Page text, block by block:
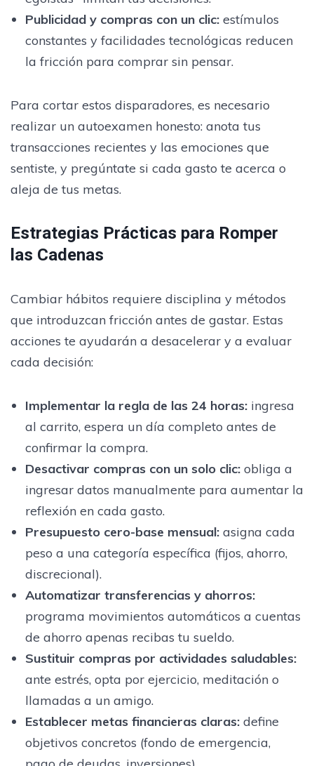
Publicidad y compras con un clic:estímulos
constantes y facilidades tecnológicas reducen
la fricción para comprar sin pensar.
Para cortar estos disparadores, es necesario
realizar un autoexamen honesto: anota tus
transacciones recientes y las emociones que
sentiste, y pregúntate si cada gasto te acerca o
aleja de tus metas.
Estrategias Prácticas para Romper
las Cadenas
Cambiar hábitos requiere disciplina y métodos
que introduzcan fricción antes de gastar. Estas
acciones te ayudarán a desacelerar y a evaluar
cada decisión:
Implementar la regla de las 24 horas:ingresa
al carrito, espera un día completo antes de
confirmar la compra.
Desactivar compras con un solo clic:obliga a
ingresar datos manualmente para aumentar la
reflexión en cada gasto.
Presupuesto cero-base mensual:asigna cada
peso a una categoría específica (fijos, ahorro,
discrecional).
Automatizar transferencias y ahorros:
programa movimientos automáticos a cuentas
de ahorro apenas recibas tu sueldo.
Sustituir compras por actividades saludables:
ante estrés, opta por ejercicio, meditación o
llamadas a un amigo.
Establecer metas financieras claras:define
objetivos concretos (fondo de emergencia,